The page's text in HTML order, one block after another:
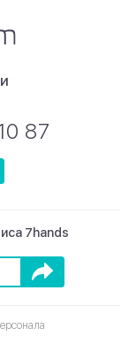
7hands
Подписаться
87